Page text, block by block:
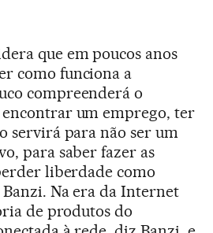
que em poucos anos
como funciona a
compreenderá o
um emprego, ter
servirá para não ser um
para saber fazer as
liberdade como
Na era da Internet
de produtos do